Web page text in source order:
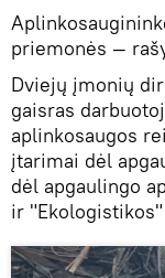
priemonės —
Dviejų įmonių
gaisras
aplinkosaugos
įtarimai dėl
dėl apgaulingo
ir